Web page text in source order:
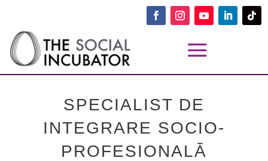
SPECIALIST DE
INTEGRARE SOCIO-
PROFESIONALĂ